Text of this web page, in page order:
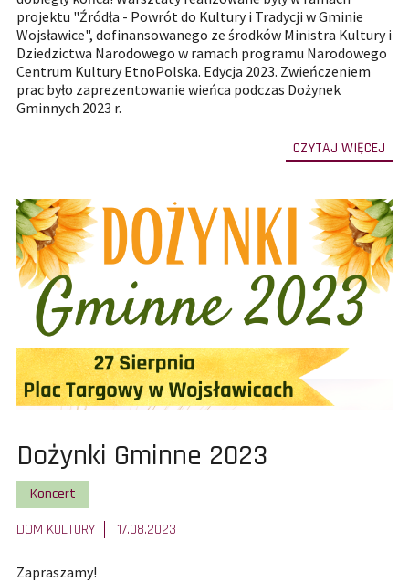
projektu "Źródła - Powrót do Kultury i Tradycji w Gminie
Wojsławice", dofinansowanego ze środków Ministra Kultury i
Dziedzictwa Narodowego w ramach programu Narodowego
Centrum Kultury EtnoPolska. Edycja 2023. Zwieńczeniem
prac było zaprezentowanie wieńca podczas Dożynek
Gminnych 2023 r.
CZYTAJ WIĘCEJ
do
Pokaż
całą
treść
artykułu:
Dożynki Gminne 2023
Pokaż wszystkie artykuły z kategorii
Koncert
DOM KULTURY
17.08.2023
Zapraszamy!